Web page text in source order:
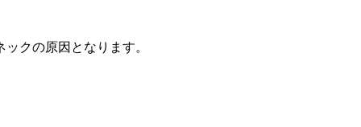
クの原因となります。